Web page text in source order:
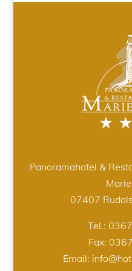
Panoramahotel &
07407
Tel.:
Fax:
Email: